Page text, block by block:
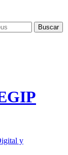
y